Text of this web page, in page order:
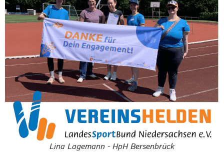
Lina Lagemann - HpH Bersenbrück